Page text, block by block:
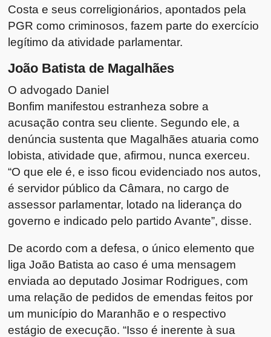
Costa e seus correligionários, apontados pela
PGR como criminosos, fazem parte do exercício
legítimo da atividade parlamentar.
João Batista de Magalhães
O advogado Daniel
Bonfim manifestou estranheza sobre a
acusação contra seu cliente. Segundo ele, a
denúncia sustenta que Magalhães atuaria como
lobista, atividade que, afirmou, nunca exerceu.
“O que ele é, e isso ficou evidenciado nos autos,
é servidor público da Câmara, no cargo de
assessor parlamentar, lotado na liderança do
governo e indicado pelo partido Avante”, disse.
De acordo com a defesa, o único elemento que
liga João Batista ao caso é uma mensagem
enviada ao deputado Josimar Rodrigues, com
uma relação de pedidos de emendas feitos por
um município do Maranhão e o respectivo
estágio de execução. “Isso é inerente à sua